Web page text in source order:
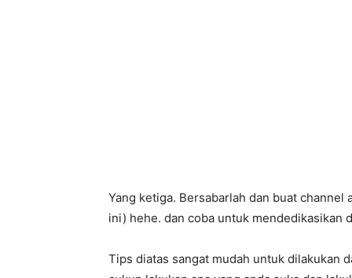
Yang ketiga. Bersabarlah dan buat
ini) hehe. dan coba untuk mendedikasikan
Tips diatas sangat mudah untuk dilakukan